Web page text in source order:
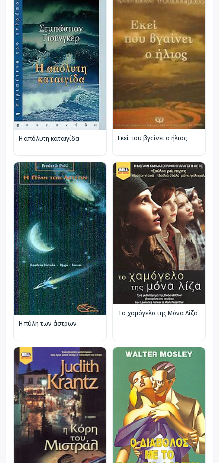
Η απόλυτη καταιγίδα Εκεί που βγαίνει ο ήλιος
Η πύλη των άστρων
Το χαμόγελο της Μόνα Λίζα